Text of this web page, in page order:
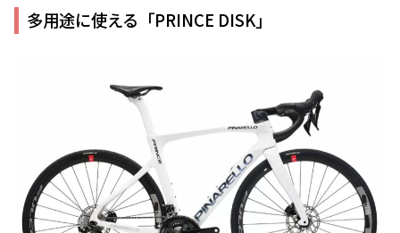
多用途に使える「PRINCE DISK」